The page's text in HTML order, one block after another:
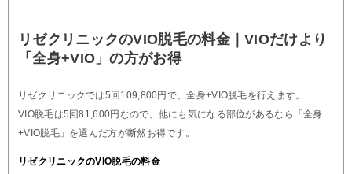
リゼクリニックのVIO脱毛の料金｜VIOだけより
「全身+VIO」の方がお得
リゼクリニックでは5回109,800円で、全身+VIO脱毛を行えます。
VIO脱毛は5回81,600円なので、他にも気になる部位があるなら「全身
+VIO脱毛」を選んだ方が断然お得です。
リゼクリニックのVIO脱毛の料金